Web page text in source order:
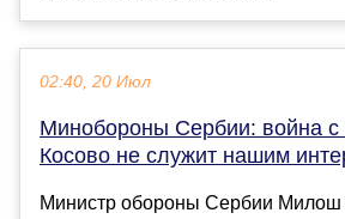
02:40, 20 Июл
Минобороны Сербии: война с
Косово не служит нашим
Министр обороны Сербии Милош